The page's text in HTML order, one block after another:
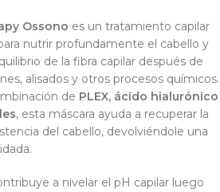
Ossono es un tratamiento capilar
nutrir profundamente el cabello y
de la fibra capilar después de
alisados y otros procesos químicos.
de PLEX, ácido hialurónico
, esta máscara ayuda a recuperar la
del cabello, devolviéndole una
a nivelar el pH capilar luego